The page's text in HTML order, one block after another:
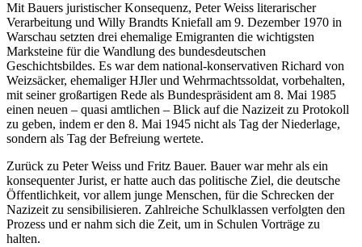
Mit Bauers juristischer Konsequenz, Peter Weiss literarischer
Verarbeitung und Willy Brandts Kniefall am 9. Dezember 1970 in
Warschau setzten drei ehemalige Emigranten die wichtigsten
Marksteine für die Wandlung des bundesdeutschen
Geschichtsbildes. Es war dem national-konservativen Richard von
Weizsäcker, ehemaliger HJler und Wehrmachtssoldat, vorbehalten,
mit seiner großartigen Rede als Bundespräsident am 8. Mai 1985
einen neuen – quasi amtlichen – Blick auf die Nazizeit zu Protokoll
zu geben, indem er den 8. Mai 1945 nicht als Tag der Niederlage,
sondern als Tag der Befreiung wertete.
Zurück zu Peter Weiss und Fritz Bauer. Bauer war mehr als ein
konsequenter Jurist, er hatte auch das politische Ziel, die deutsche
Öffentlichkeit, vor allem junge Menschen, für die Schrecken der
Nazizeit zu sensibilisieren. Zahlreiche Schulklassen verfolgten den
Prozess und er nahm sich die Zeit, um in Schulen Vorträge zu
halten.